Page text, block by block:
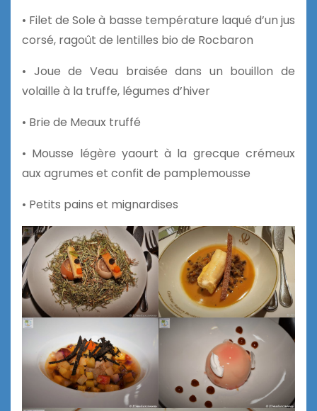
• Filet de Sole à basse température laqué d’un jus
corsé, ragoût de lentilles bio de Rocbaron
• Joue de Veau braisée dans un bouillon de
volaille à la truffe, légumes d’hiver
• Brie de Meaux truffé
• Mousse légère yaourt à la grecque crémeux
aux agrumes et confit de pamplemousse
• Petits pains et mignardises